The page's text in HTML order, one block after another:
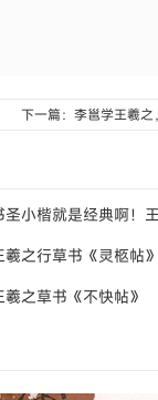
下一篇：李邕学王羲之
圣小楷就是经典啊！
羲之行草书《灵柩帖》
羲之草书《不快帖》